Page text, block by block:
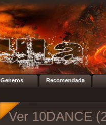
Generos Recomendada
Ver 10DANCE